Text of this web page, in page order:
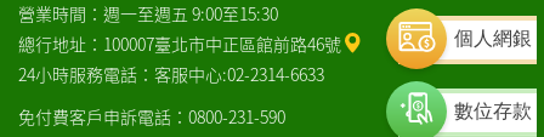
營業時間：週一至週五 9:00至15:30
總行地址：100007臺北市中正區館前路46號
24小時服務電話：客服中心:02-2314-6633
免付費客戶申訴電話：0800-231-590
個人網銀
數位存款